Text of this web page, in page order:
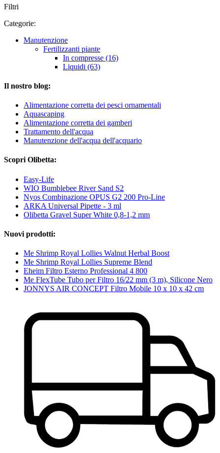
Filtri
Categorie:
Manutenzione
Fertilizzanti piante
In compresse (16)
Liquidi (63)
Il nostro blog:
Alimentazione corretta dei pesci ornamentali
Aquascaping
Alimentazione corretta dei gamberi
Trattamento dell'acqua
Manutenzione dell'acqua dell'acquario
Scopri Olibetta:
Easy-Life
WIO Bumblebee River Sand S2
Nyos Combinazione OPUS G2 200 Pro-Line
ARKA Universal Pipette - 3 ml
Olibetta Gravel Super White 0,8-1,2 mm
Nuovi prodotti:
Me Shrimp Royal Lollies Walnut Herbal Boost
Me Shrimp Royal Lollies Supreme Blend
Eheim Filtro Esterno Professional 4 800
Me FlexTube Tubo per Filtro 16/22 mm (3 m), Silicone Nero
JONNYS AIR CONCEPT Filtro Mobile 10 x 10 x 42 cm